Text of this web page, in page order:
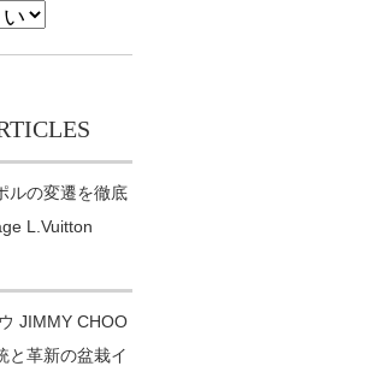
ルの変遷を徹底
L.Vuitton
JIMMY CHOO
と革新の盆栽イ